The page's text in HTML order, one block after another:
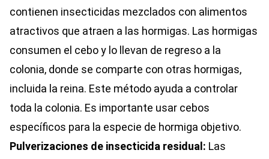
contienen insecticidas mezclados con alimentos
atractivos que atraen a las hormigas. Las hormigas
consumen el cebo y lo llevan de regreso a la
colonia, donde se comparte con otras hormigas,
incluida la reina. Este método ayuda a controlar
toda la colonia. Es importante usar cebos
específicos para la especie de hormiga objetivo.
Pulverizaciones de insecticida residual: Las